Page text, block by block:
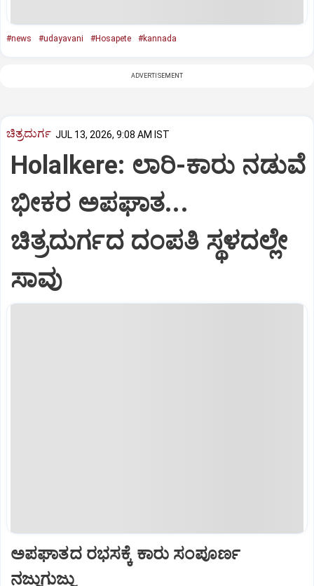
#news #udayavani #Hosapete #kannada
ADVERTISEMENT
ಚಿತ್ರದುರ್ಗ JUL 13, 2026, 9:08 AM IST
Holalkere: ಲಾರಿ-ಕಾರು ನಡುವೆ
ಭೀಕರ ಅಪಘಾತ...
ಚಿತ್ರದುರ್ಗದ ದಂಪತಿ ಸ್ಥಳದಲ್ಲೇ
ಸಾವು
ಅಪಘಾತದ ರಭಸಕ್ಕೆ ಕಾರು ಸಂಪೂರ್ಣ
ನಜ್ಜುಗುಜ್ಜು